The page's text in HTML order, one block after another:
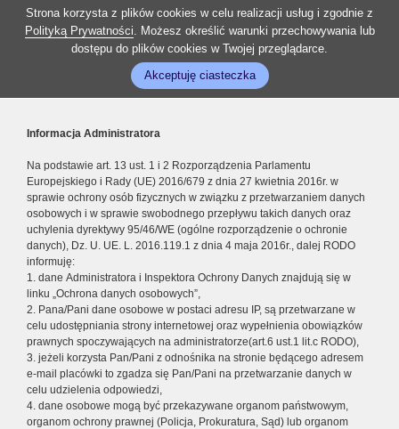
Strona korzysta z plików cookies w celu realizacji usług i zgodnie z
Polityką Prywatności. Możesz określić warunki przechowywania lub
dostępu do plików cookies w Twojej przeglądarce.
Akceptuję ciasteczka
Informacja Administratora
Na podstawie art. 13 ust. 1 i 2 Rozporządzenia Parlamentu
Europejskiego i Rady (UE) 2016/679 z dnia 27 kwietnia 2016r. w
sprawie ochrony osób fizycznych w związku z przetwarzaniem danych
osobowych i w sprawie swobodnego przepływu takich danych oraz
uchylenia dyrektywy 95/46/WE (ogólne rozporządzenie o ochronie
danych), Dz. U. UE. L. 2016.119.1 z dnia 4 maja 2016r., dalej RODO
informuję:
1. dane Administratora i Inspektora Ochrony Danych znajdują się w
linku „Ochrona danych osobowych”,
2. Pana/Pani dane osobowe w postaci adresu IP, są przetwarzane w
celu udostępniania strony internetowej oraz wypełnienia obowiązków
prawnych spoczywających na administratorze(art.6 ust.1 lit.c RODO),
3. jeżeli korzysta Pan/Pani z odnośnika na stronie będącego adresem
e-mail placówki to zgadza się Pan/Pani na przetwarzanie danych w
celu udzielenia odpowiedzi,
4. dane osobowe mogą być przekazywane organom państwowym,
organom ochrony prawnej (Policja, Prokuratura, Sąd) lub organom